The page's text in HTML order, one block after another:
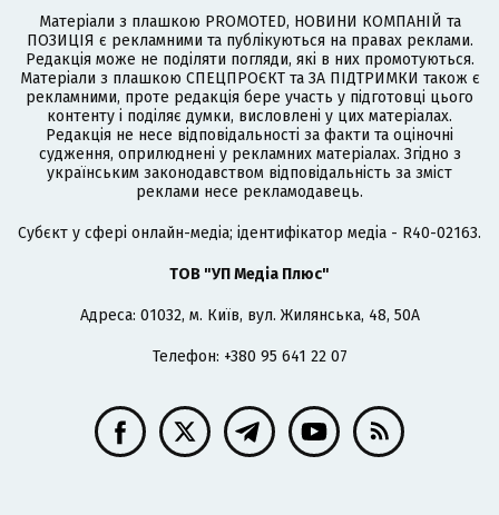
Матеріали з плашкою PROMOTED, НОВИНИ КОМПАНІЙ та
ПОЗИЦІЯ є рекламними та публікуються на правах реклами.
Редакція може не поділяти погляди, які в них промотуються.
Матеріали з плашкою СПЕЦПРОЄКТ та ЗА ПІДТРИМКИ також є
рекламними, проте редакція бере участь у підготовці цього
контенту і поділяє думки, висловлені у цих матеріалах.
Редакція не несе відповідальності за факти та оціночні
судження, оприлюднені у рекламних матеріалах. Згідно з
українським законодавством відповідальність за зміст
реклами несе рекламодавець.
Cубєкт у сфері онлайн-медіа; ідентифікатор медіа - R40-02163.
ТОВ "УП Медіа Плюс"
Адреса: 01032, м. Київ, вул. Жилянська, 48, 50А
Телефон: +380 95 641 22 07